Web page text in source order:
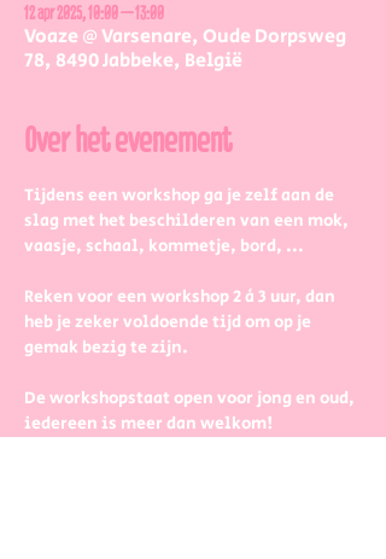
12 apr 2025, 10:00 – 13:00
Voaze @ Varsenare, Oude Dorpsweg
78, 8490 Jabbeke, België
Over het evenement
Tijdens een workshop ga je zelf aan de
slag met het beschilderen van een mok,
vaasje, schaal, kommetje, bord, ...
Reken voor een workshop 2 à 3 uur, dan
heb je zeker voldoende tijd om op je
gemak bezig te zijn.
De workshopstaat open voor jong en oud,
iedereen is meer dan welkom!